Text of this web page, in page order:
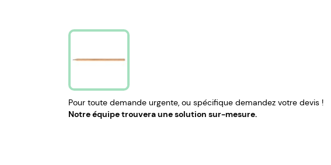
Pour toute demande urgente, ou spécifique demandez votre devis !
Notre équipe trouvera une solution sur-mesure.